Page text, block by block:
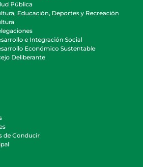
Pública
Educación, Deportes y Recreación
e Integración Social
Económico Sustentable
Deliberante
de Conducir